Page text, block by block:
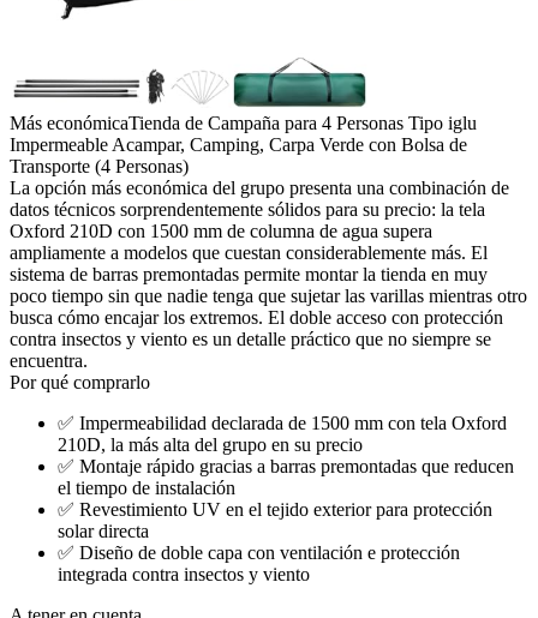
Más económicaTienda de Campaña para 4 Personas Tipo iglu
Impermeable Acampar, Camping, Carpa Verde con Bolsa de
Transporte (4 Personas)
La opción más económica del grupo presenta una combinación de
datos técnicos sorprendentemente sólidos para su precio: la tela
Oxford 210D con 1500 mm de columna de agua supera
ampliamente a modelos que cuestan considerablemente más. El
sistema de barras premontadas permite montar la tienda en muy
poco tiempo sin que nadie tenga que sujetar las varillas mientras otro
busca cómo encajar los extremos. El doble acceso con protección
contra insectos y viento es un detalle práctico que no siempre se
encuentra.
Por qué comprarlo
✅ Impermeabilidad declarada de 1500 mm con tela Oxford
210D, la más alta del grupo en su precio
✅ Montaje rápido gracias a barras premontadas que reducen
el tiempo de instalación
✅ Revestimiento UV en el tejido exterior para protección
solar directa
✅ Diseño de doble capa con ventilación e protección
integrada contra insectos y viento